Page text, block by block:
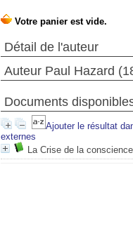
Détail de l'auteur
Auteur Paul Hazard
Documents
Ajouter le résultat
externes
La Crise de la